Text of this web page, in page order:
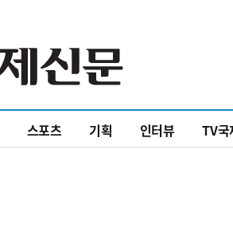
스포츠 기획 인터뷰 TV국